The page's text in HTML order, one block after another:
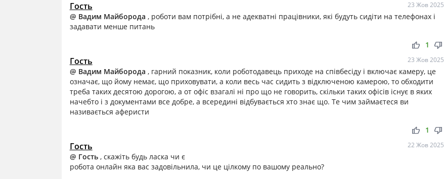
Гость 23 Жов 2025
@ Вадим Майборода , роботи вам потрібні, а не адекватні працівники, які будуть сидіти на телефонах і
задавати менше питань
thumb_up thumb_down
1
Гость 23 Жов 2025
@ Вадим Майборода , гарний показник, коли роботодавець приходе на співбесіду і включає камеру, це
означає, що йому немає, що приховувати, а коли весь час сидить з відключеною камерою, то обходити
треба таких десятою дорогою, а от офіс взагалі ні про що не говорить, скільки таких офісів існує в яких
начебто і з документами все добре, а всередині відбувається хто знає що. Те чим займаєтеся ви
називається аферисти
thumb_up thumb_down
1
Гость 22 Жов 2025
@ Гость , скажіть будь ласка чи є
робота онлайн яка вас задовільнила, чи це цілкому по вашому реально?